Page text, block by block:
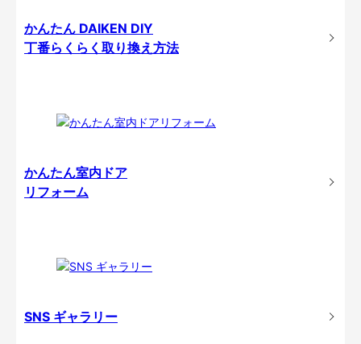
かんたん DAIKEN DIY
丁番らくらく取り換え方法
かんたん室内ドア
リフォーム
SNS ギャラリー